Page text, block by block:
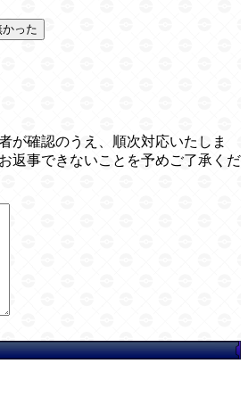
った
が確認のうえ、順次対応いたしま
返事できないことを予めご了承くだ